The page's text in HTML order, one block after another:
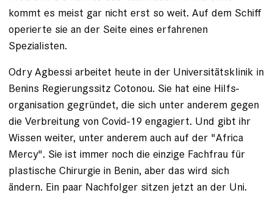
kommt es meist gar nicht erst so weit. Auf dem Schiff
operierte sie an der Seite eines erfahrenen
Spezialisten.
Odry Agbessi arbeitet heute in der Universitätsklinik in
Benins Regierungssitz Cotonou. Sie hat eine Hilfs­
organisation gegründet, die sich unter anderem gegen
die Verbreitung von Covid-19 engagiert. Und gibt ihr
Wissen weiter, unter anderem auch auf der "Africa
Mercy". Sie ist immer noch die einzige Fachfrau für
plastische Chirurgie in Benin, aber das wird sich
ändern. Ein paar Nachfolger sitzen jetzt an der Uni.